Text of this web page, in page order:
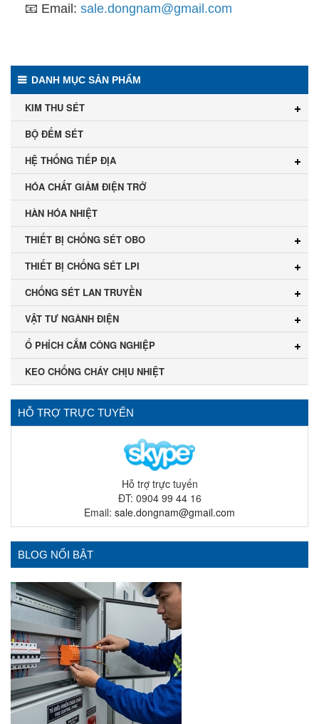
📧 Email: sale.dongnam@gmail.com
DANH MỤC SẢN PHẨM
KIM THU SÉT
BỘ ĐẾM SÉT
HỆ THỐNG TIẾP ĐỊA
HÓA CHẤT GIẢM ĐIỆN TRỞ
HÀN HÓA NHIỆT
THIẾT BỊ CHỐNG SÉT OBO
THIẾT BỊ CHỐNG SÉT LPI
CHỐNG SÉT LAN TRUYỀN
VẬT TƯ NGÀNH ĐIỆN
Ổ PHÍCH CẮM CÔNG NGHIỆP
KEO CHỐNG CHÁY CHỊU NHIỆT
HỖ TRỢ TRỰC TUYẾN
Hỗ trợ trực tuyến
ĐT: 0904 99 44 16
Email: sale.dongnam@gmail.com
BLOG NỔI BẬT